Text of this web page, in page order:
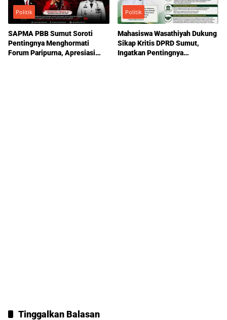
Politik
SAPMA PBB Sumut Soroti
Pentingnya Menghormati
Forum Paripurna, Apresiasi
Politik
Mahasiswa Wasathiyah Dukung
Sikap Kritis DPRD Sumut,
Ingatkan Pentingnya
Tinggalkan Balasan